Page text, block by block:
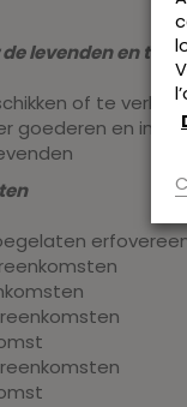
levenden en
of te
goederen en